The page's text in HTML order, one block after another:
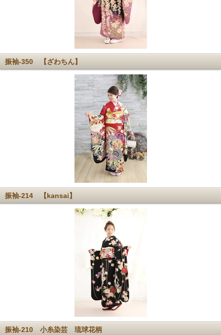
振袖-350 【ざわちん】
振袖-214 【kansai】
振袖-210 小糸染芸 琉球花柄